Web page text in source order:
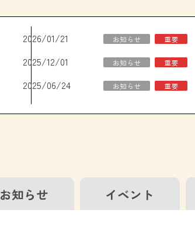
2026/01/21 お知らせ 重要
2025/12/01
お知らせ 重要
2025/06/24
お知らせ 重要
お知らせ イベント